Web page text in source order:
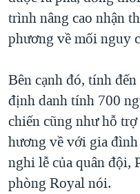
trình nâng cao nhận
phương về mối nguy
Bên cạnh đó, tính
định danh tính 700
chiến cũng như hỗ
hương về với gia
nghi lễ của quân đội,
phòng Royal nói.